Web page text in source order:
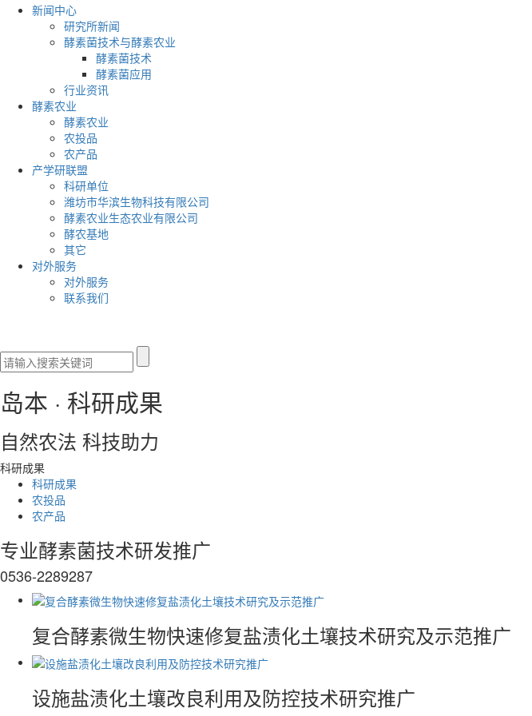
新闻中心
研究所新闻
酵素菌技术与酵素农业
酵素菌技术
酵素菌应用
行业资讯
酵素农业
酵素农业
农投品
农产品
产学研联盟
科研单位
潍坊市华滨生物科技有限公司
酵素农业生态农业有限公司
酵农基地
其它
对外服务
对外服务
联系我们
岛本 · 科研成果
自然农法 科技助力
科研成果
科研成果
农投品
农产品
专业酵素菌技术研发推广
0536-2289287
复合酵素微生物快速修复盐渍化土壤技术研究及示范推广
设施盐渍化土壤改良利用及防控技术研究推广